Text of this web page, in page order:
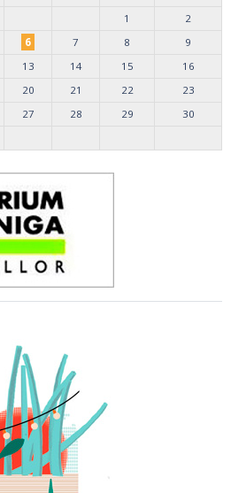
1
2
6 7 8
9
13 14 15
16
20 21 22
23
27 28 29
30